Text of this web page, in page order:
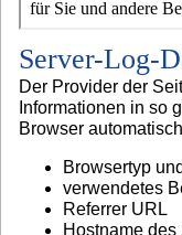
Server-Log-
Der Provider der
Informationen in so
Browser
Browsertyp
verwendetes
Referrer URL
Hostname